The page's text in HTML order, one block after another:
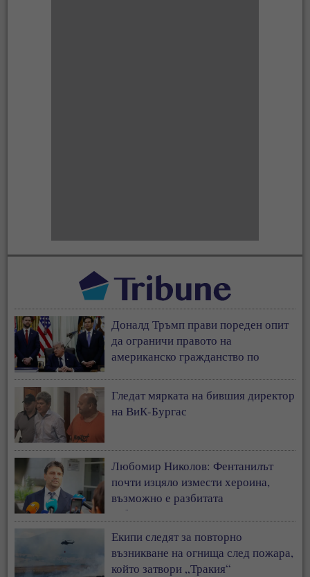
Доналд Тръмп прави пореден опит
да ограничи правото на
американско гражданство по
Гледат мярката на бившия директор
на ВиК-Бургас
Любомир Николов: Фентанилът
почти изцяло измести хероина,
възможно е разбитата
лаборатория да е единствената у
Екипи следят за повторно
възникване на огнища след пожара,
който затвори „Тракия“